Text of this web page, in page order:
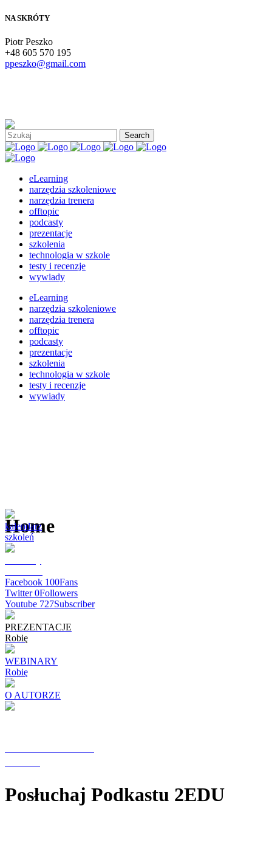
NA SKRÓTY
Piotr Peszko
+48 605 570 195
ppeszko@gmail.com
eLearning
narzędzia szkoleniowe
narzędzia trenera
offtopic
podcasty
prezentacje
szkolenia
technologia w szkole
testy i recenzje
wywiady
eLearning
narzędzia szkoleniowe
narzędzia trenera
offtopic
podcasty
prezentacje
szkolenia
technologia w szkole
testy i recenzje
wywiady
Home
kalendarz
szkoleń
Facebook 100Fans
Twitter 0Followers
Youtube 727Subscriber
PREZENTACJE
Robię
WEBINARY
Robię
O AUTORZE
Posłuchaj Podkastu 2EDU